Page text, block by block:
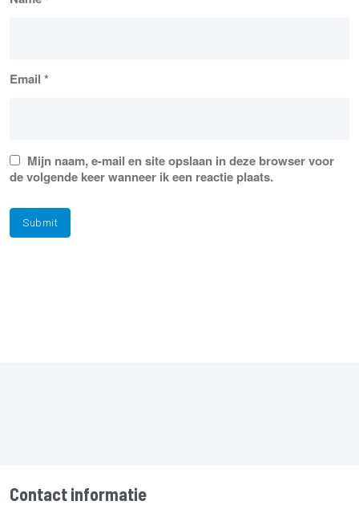
Email *
Mijn naam, e-mail en site opslaan in deze browser voor
de volgende keer wanneer ik een reactie plaats.
Contact informatie